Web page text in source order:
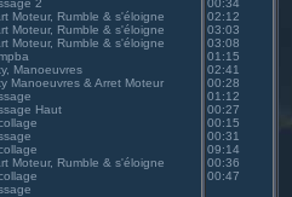
2
Moteur, Rumble & s'éloigne
Moteur, Rumble & s'éloigne
Moteur, Rumble & s'éloigne
Manoeuvres
Manoeuvres & Arret Moteur
Haut
Moteur, Rumble & s'éloigne
00:34
02:12
03:03
03:08
01:15
02:41
00:28
01:12
00:27
00:15
00:31
09:14
00:36
00:47